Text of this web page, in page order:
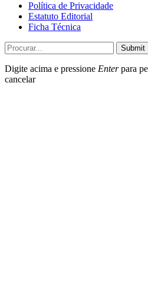
Política de Privacidade
Estatuto Editorial
Ficha Técnica
Submit
Digite acima e pressione Enterpara
cancelar